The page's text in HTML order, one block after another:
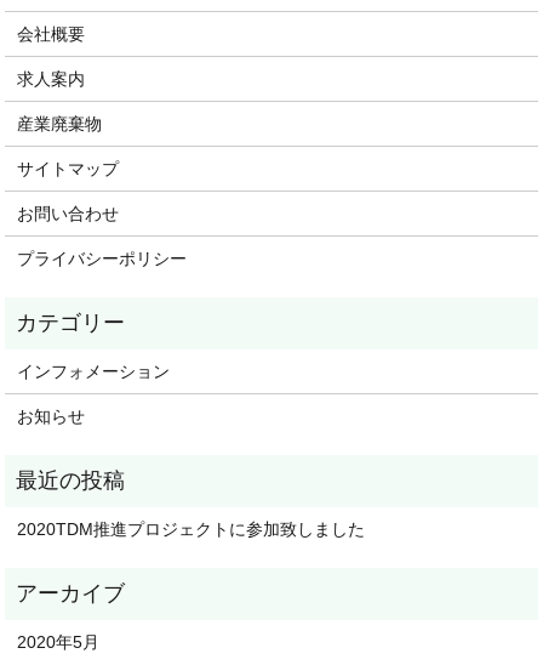
会社概要
求人案内
産業廃棄物
サイトマップ
お問い合わせ
プライバシーポリシー
インフォメーション
お知らせ
2020TDM推進プロジェクトに参加致しました
2020年5月